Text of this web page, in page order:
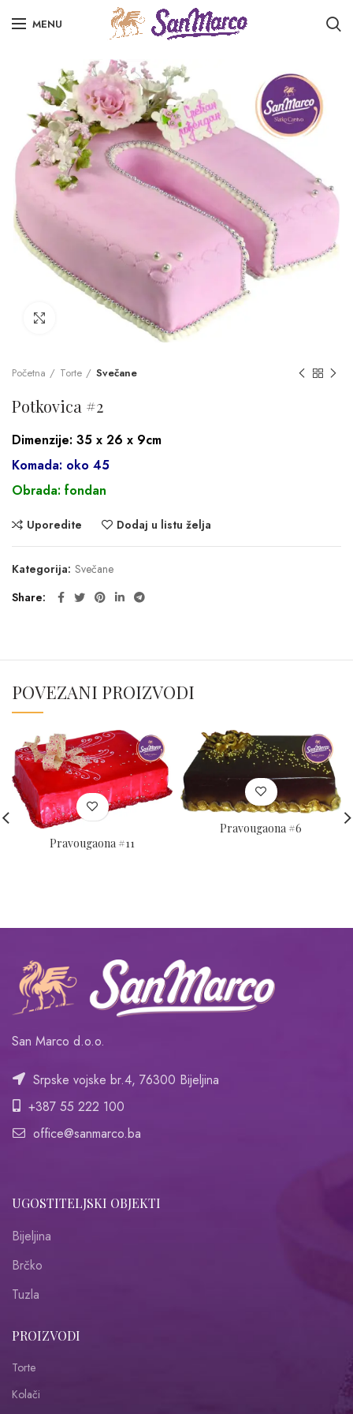
MENU
Click to enlarge
Početna Torte Svečane
Potkovica #2
Dimenzije: 35 x 26 x 9cm
Komada: oko 45
Obrada: fondan
Uporedite Dodaj u listu želja
Kategorija: Svečane
Share
POVEZANI PROIZVODI
Pravougaona #11
Pravougaona #6
San Marco d.o.o.
Srpske vojske br.4, 76300 Bijeljina
+387 55 222 100
office@sanmarco.ba
UGOSTITELJSKI OBJEKTI
Bijeljina
Brčko
Tuzla
PROIZVODI
Torte
Kolači